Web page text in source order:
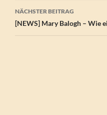
NÄCHSTER BEITRAG
[NEWS] Mary Balogh – Wie